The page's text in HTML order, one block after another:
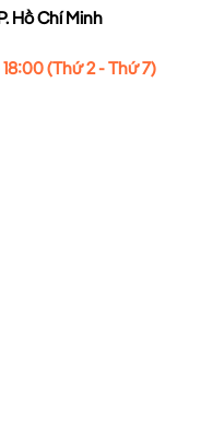
Hồ Chí Minh
(Thứ 2 - Thứ 7)